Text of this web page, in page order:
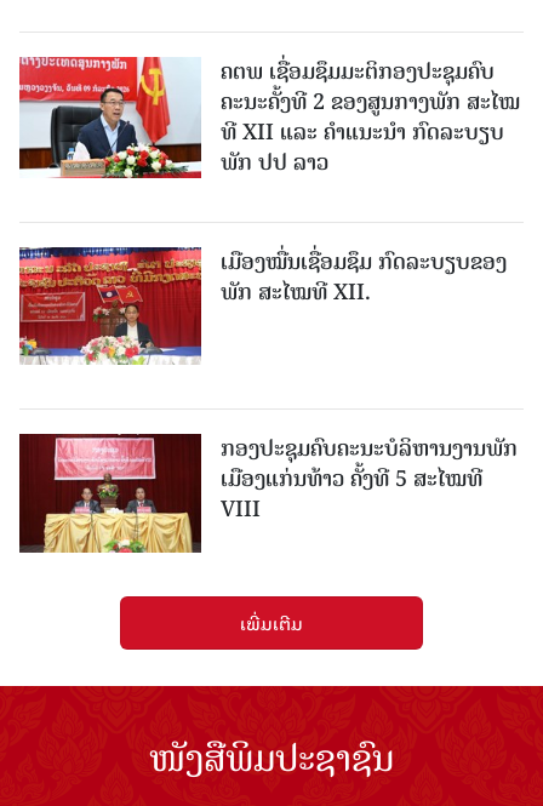
ຄຕພ ເຊື່ອມຊຶມມະຕິກອງປະຊຸມຄົບ
ຄະນະຄັ້ງທີ 2 ຂອງສູນກາງພັກ ສະໄໝ
ທີ XII ແລະ ຄໍາແນະນໍາ ກົດລະບຽບ
ພັກ ປປ ລາວ
ເມືອງ​ໝື່ນເຊື່ອມຊຶມ ກົດລະບຽບຂອງ
ພັກ ສະໄໝທີ XII.
ກອງປະຊຸມຄົບຄະນະບໍລິຫານງານພັກ
ເມືອງແກ່ນ​ທ້າວ ຄັ້ງທີ 5 ສະໄໝທີ
VIII
ເພີ່ມເຕີມ
ໜັງສືພິມປະຊາຊົນ